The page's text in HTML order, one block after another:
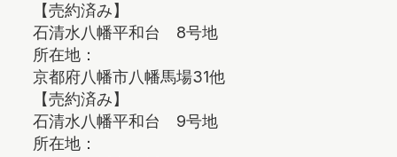
【売約済み】
石清水八幡平和台 8号地
所在地：
京都府八幡市八幡馬場31他
【売約済み】
石清水八幡平和台 9号地
所在地：